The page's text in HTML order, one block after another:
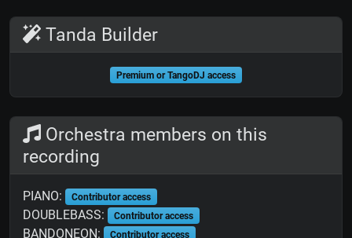
Tanda Builder
Premium or TangoDJ access
Orchestra members on this
recording
PIANO: Contributor access
DOUBLEBASS: Contributor access
BANDONEON: Contributor access